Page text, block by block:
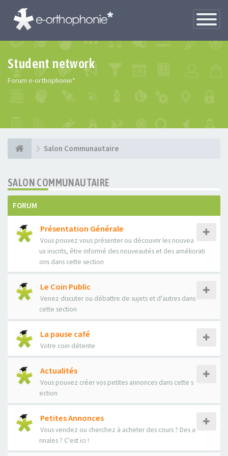
Toggle
Student network
Forum e-orthophonie*
Salon Communautaire
SALON COMMUNAUTAIRE
FORUM
Présentation Générale
Vous pouvez vous présenter ou découvrir les nouvea
ux inscrits, être informé des nouveautés et des améliorati
ons dans cette section
Le Coin Public
Venez discuter ou débattre de sujets et d'autres dans
cette section
La pause café
Votre coin détente
Actualités
Vous pouvez créer vos petites annonces dans cette s
ection
Petites Annonces
Vous vendez ou cherchez à acheter des cours ? Des a
nnales ? C'est ici !